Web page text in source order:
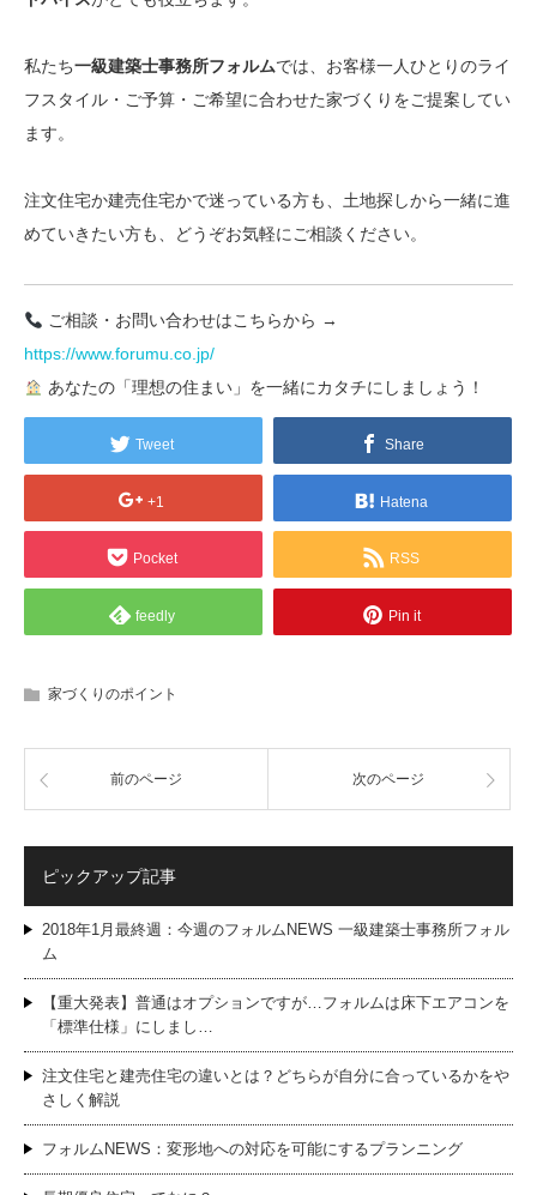
私たち一級建築士事務所フォルムでは、お客様一人ひとりのライ
フスタイル・ご予算・ご希望に合わせた家づくりをご提案してい
ます。
注文住宅か建売住宅かで迷っている方も、土地探しから一緒に進
めていきたい方も、どうぞお気軽にご相談ください。
ご相談・お問い合わせはこちらから →
https://www.forumu.co.jp/
あなたの「理想の住まい」を一緒にカタチにしましょう！
Tweet Share
+1 Hatena
Pocket RSS
feedly Pin it
家づくりのポイント
前のページ 次のページ
ピックアップ記事
2018年1月最終週：今週のフォルムNEWS 一級建築士事務所フォル
ム
【重大発表】普通はオプションですが…フォルムは床下エアコンを
「標準仕様」にしまし…
注文住宅と建売住宅の違いとは？どちらが自分に合っているかをや
さしく解説
フォルムNEWS：変形地への対応を可能にするプランニング